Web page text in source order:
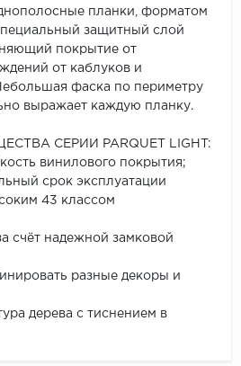
планки, форматом
защитный слой
покрытие от
от каблуков и
фаска по периметру
выражает каждую планку.
СЕРИИ PARQUET LIGHT:
винилового покрытия;
срок эксплуатации
43 классом
счёт надежной замковой
разные декоры и
дерева с тиснением в